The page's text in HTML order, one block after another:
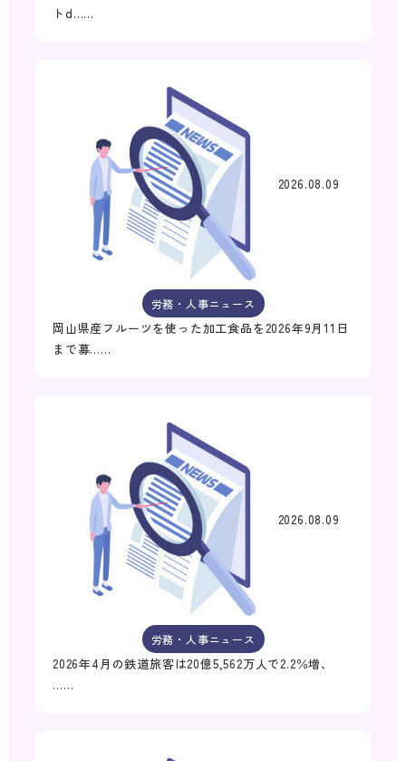
トd……
2026.08.09
労務・人事ニュース
岡山県産フルーツを使った加工食品を2026年9月11日
まで募……
2026.08.09
労務・人事ニュース
2026年4月の鉄道旅客は20億5,562万人で2.2％増、
……